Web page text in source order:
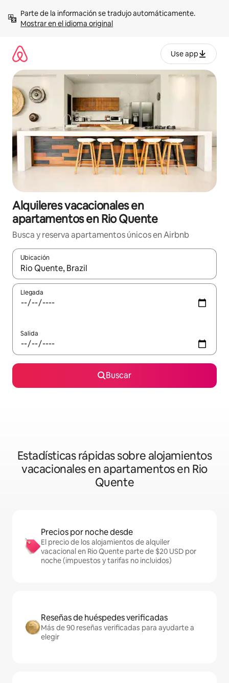
contenidoMostrar en el idioma original
Use app
Alquileres vacacionales en
apartamentos en Rio Quente
Busca y reserva apartamentos únicos en Airbnb
Ubicación
Cuando los resultados estén disponibles, navega con las
Llegada
Salida
Buscar
Estadísticas rápidas sobre alojamientos
vacacionales en apartamentos en Rio
Quente
Precios por noche desde
El precio de los alojamientos de alquiler
vacacional en Rio Quente parte de $20 USD por
noche (impuestos y tarifas no incluidos)
Reseñas de huéspedes verificadas
Más de 90 reseñas verificadas para ayudarte a
elegir